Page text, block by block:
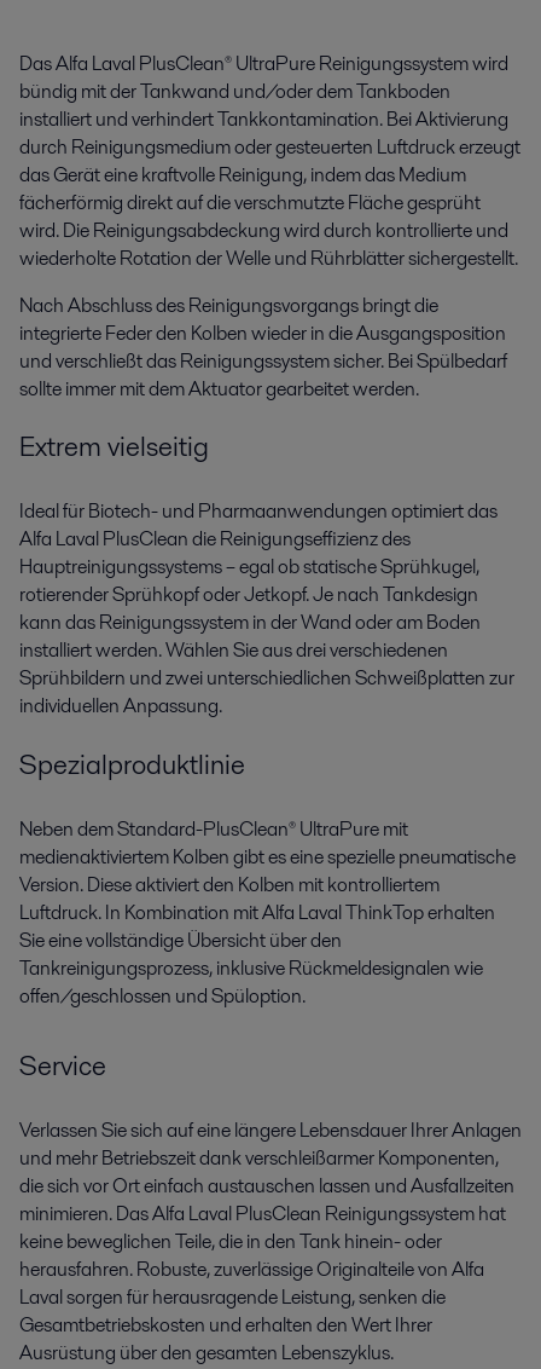
Das Alfa Laval PlusClean® UltraPure Reinigungssystem wird
bündig mit der Tankwand und/oder dem Tankboden
installiert und verhindert Tankkontamination. Bei Aktivierung
durch Reinigungsmedium oder gesteuerten Luftdruck erzeugt
das Gerät eine kraftvolle Reinigung, indem das Medium
fächerförmig direkt auf die verschmutzte Fläche gesprüht
wird. Die Reinigungsabdeckung wird durch kontrollierte und
wiederholte Rotation der Welle und Rührblätter sichergestellt.
Nach Abschluss des Reinigungsvorgangs bringt die
integrierte Feder den Kolben wieder in die Ausgangsposition
und verschließt das Reinigungssystem sicher. Bei Spülbedarf
sollte immer mit dem Aktuator gearbeitet werden.
Extrem vielseitig
Ideal für Biotech- und Pharmaanwendungen optimiert das
Alfa Laval PlusClean die Reinigungseffizienz des
Hauptreinigungssystems – egal ob statische Sprühkugel,
rotierender Sprühkopf oder Jetkopf. Je nach Tankdesign
kann das Reinigungssystem in der Wand oder am Boden
installiert werden. Wählen Sie aus drei verschiedenen
Sprühbildern und zwei unterschiedlichen Schweißplatten zur
individuellen Anpassung.
Spezialproduktlinie
Neben dem Standard-PlusClean® UltraPure mit
medienaktiviertem Kolben gibt es eine spezielle pneumatische
Version. Diese aktiviert den Kolben mit kontrolliertem
Luftdruck. In Kombination mit Alfa Laval ThinkTop erhalten
Sie eine vollständige Übersicht über den
Tankreinigungsprozess, inklusive Rückmeldesignalen wie
offen/geschlossen und Spüloption.
Service
Verlassen Sie sich auf eine längere Lebensdauer Ihrer Anlagen
und mehr Betriebszeit dank verschleißarmer Komponenten,
die sich vor Ort einfach austauschen lassen und Ausfallzeiten
minimieren. Das Alfa Laval PlusClean Reinigungssystem hat
keine beweglichen Teile, die in den Tank hinein- oder
herausfahren. Robuste, zuverlässige Originalteile von Alfa
Laval sorgen für herausragende Leistung, senken die
Gesamtbetriebskosten und erhalten den Wert Ihrer
Ausrüstung über den gesamten Lebenszyklus.